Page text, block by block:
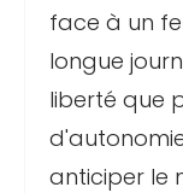
face à un
longue
liberté que
anticiper le